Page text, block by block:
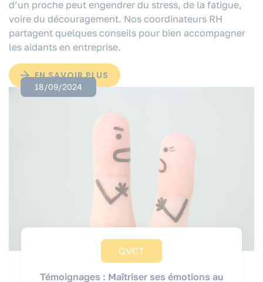
d’un proche peut engendrer du stress, de la fatigue,
voire du découragement. Nos coordinateurs RH
partagent quelques conseils pour bien accompagner
les aidants en entreprise.
EN SAVOIR PLUS
18/09/2024
QVCT
Témoignages : Maîtriser ses émotions au